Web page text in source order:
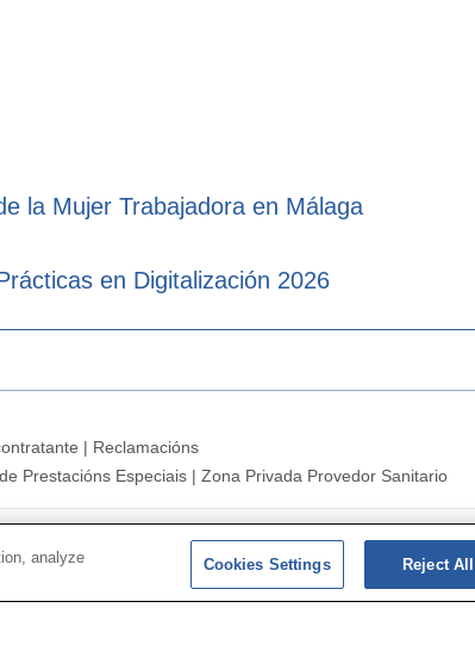
la Mujer Trabajadora en Málaga
en Digitalización 2026
| Reclamacións
Prestacións Especiais | Zona Privada Provedor Sanitario
Política de Protección de Datos | Policostarriqueña de cookies
analyze
Cookies Settings Reject All